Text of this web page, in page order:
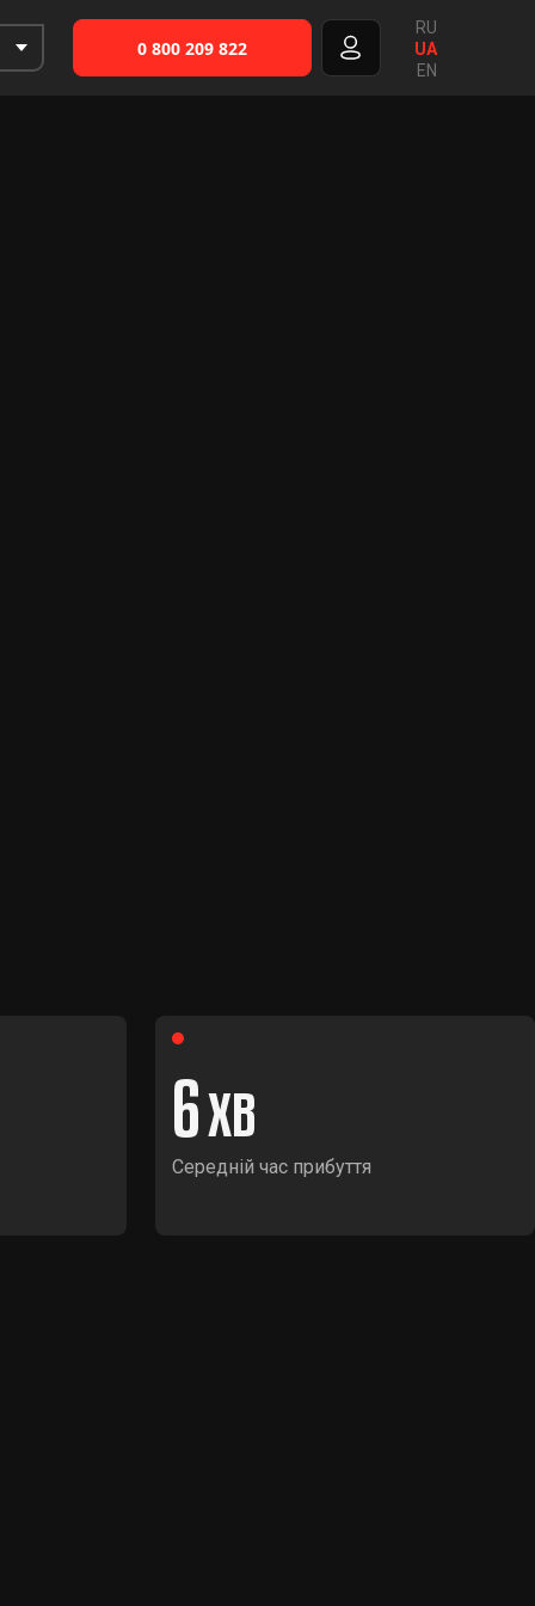
0 800 209 822
RU
UA
EN
6
Середній час прибуття